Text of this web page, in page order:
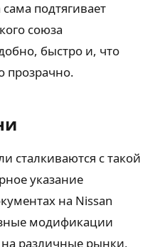
подтягивает
союза
быстро и, что
прозрачно.
сталкиваются с такой
указание
на Nissan
модификации
различные рынки,